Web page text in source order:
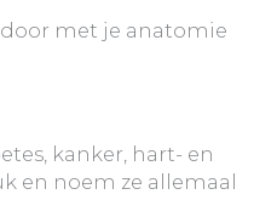
met je anatomie
kanker, hart- en
en noem ze allemaal